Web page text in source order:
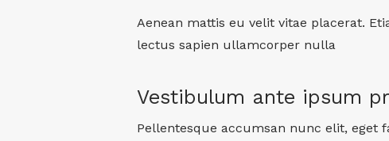
Aenean mattis eu velit vitae placerat.
lectus sapien ullamcorper nulla
Vestibulum ante ipsum
Pellentesque accumsan nunc elit, eget